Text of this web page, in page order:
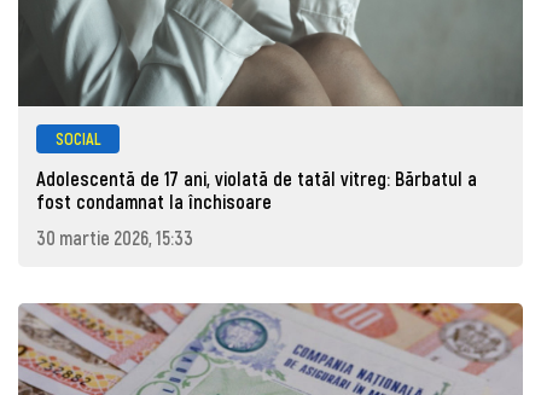
SOCIAL
Adolescentă de 17 ani, violată de tatăl vitreg: Bărbatul a
fost condamnat la închisoare
30 martie 2026, 15:33